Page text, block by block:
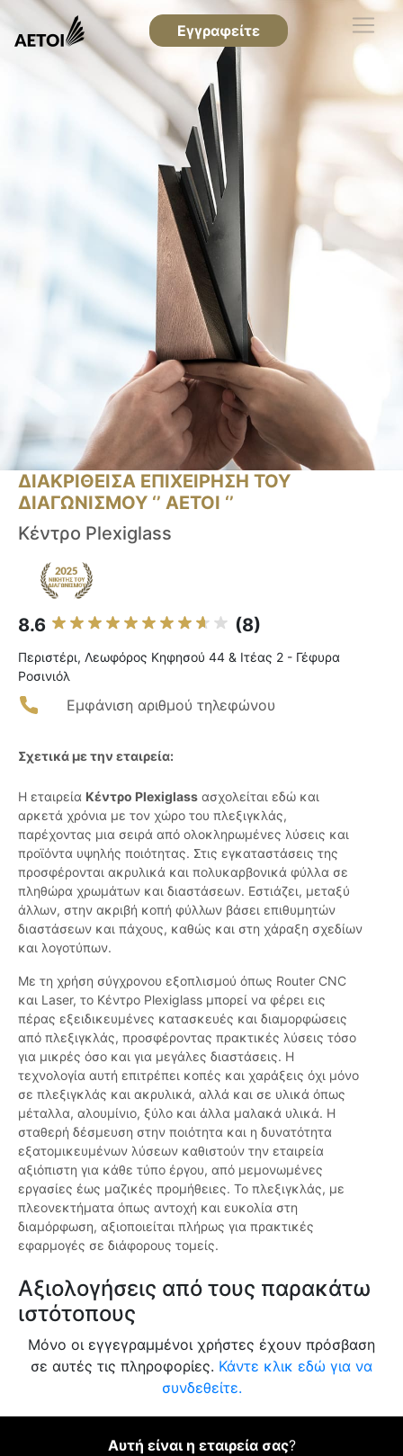
Εγγραφείτε
ΔΙΑΚΡΙΘΕΙΣΑ ΕΠΙΧΕΙΡΗΣΗ ΤΟΥ
ΔΙΑΓΩΝΙΣΜΟΥ ‘’ ΑΕΤΟΙ ‘’
Κέντρο Plexiglass
8.6 (8)
Περιστέρι, Λεωφόρος Κηφησού 44 & Ιτέας 2 - Γέφυρα
Ροσινιόλ
Εμφάνιση αριθμού τηλεφώνου
Σχετικά με την εταιρεία:
Η εταιρεία Κέντρο Plexiglass ασχολείται εδώ και
αρκετά χρόνια με τον χώρο του πλεξιγκλάς,
παρέχοντας μια σειρά από ολοκληρωμένες λύσεις και
προϊόντα υψηλής ποιότητας. Στις εγκαταστάσεις της
προσφέρονται ακρυλικά και πολυκαρβονικά φύλλα σε
πληθώρα χρωμάτων και διαστάσεων. Εστιάζει, μεταξύ
άλλων, στην ακριβή κοπή φύλλων βάσει επιθυμητών
διαστάσεων και πάχους, καθώς και στη χάραξη σχεδίων
και λογοτύπων.
Με τη χρήση σύγχρονου εξοπλισμού όπως Router CNC
και Laser, το Κέντρο Plexiglass μπορεί να φέρει εις
πέρας εξειδικευμένες κατασκευές και διαμορφώσεις
από πλεξιγκλάς, προσφέροντας πρακτικές λύσεις τόσο
για μικρές όσο και για μεγάλες διαστάσεις. Η
τεχνολογία αυτή επιτρέπει κοπές και χαράξεις όχι μόνο
σε πλεξιγκλάς και ακρυλικά, αλλά και σε υλικά όπως
μέταλλα, αλουμίνιο, ξύλο και άλλα μαλακά υλικά. Η
σταθερή δέσμευση στην ποιότητα και η δυνατότητα
εξατομικευμένων λύσεων καθιστούν την εταιρεία
αξιόπιστη για κάθε τύπο έργου, από μεμονωμένες
εργασίες έως μαζικές προμήθειες. Το πλεξιγκλάς, με
πλεονεκτήματα όπως αντοχή και ευκολία στη
διαμόρφωση, αξιοποιείται πλήρως για πρακτικές
εφαρμογές σε διάφορους τομείς.
Αξιολογήσεις από τους παρακάτω
ιστότοπους
Μόνο οι εγγεγραμμένοι χρήστες έχουν πρόσβαση
σε αυτές τις πληροφορίες. Κάντε κλικ εδώ για να
συνδεθείτε.
Αυτή είναι η εταιρεία σας?